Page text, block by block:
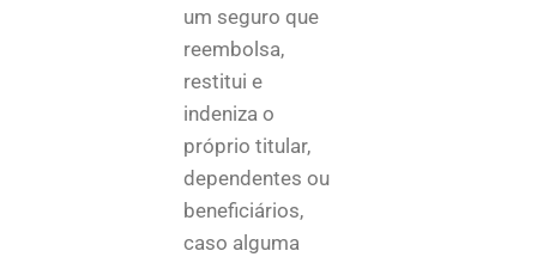
um seguro que
reembolsa,
restitui e
indeniza o
próprio titular,
dependentes ou
beneficiários,
caso alguma